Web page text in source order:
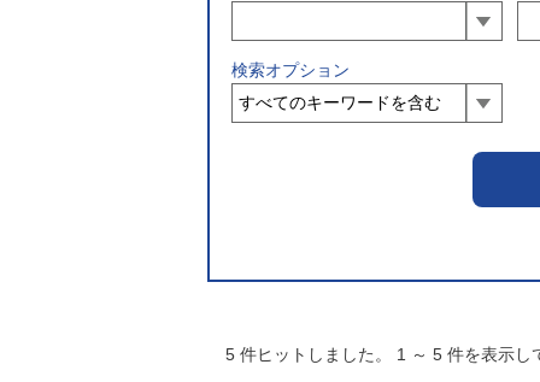
検索オプション
5 件ヒットしました。 1 ～ 5 件を表示し